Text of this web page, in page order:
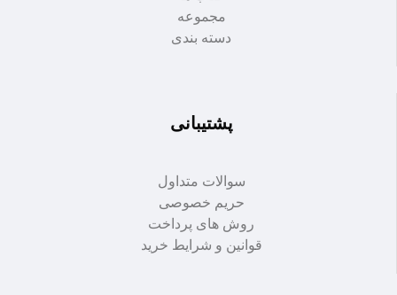
مجموعه
دسته بندی
پشتیبانی
سوالات متداول
حریم خصوصی
روش های پرداخت
قوانین و شرایط خرید